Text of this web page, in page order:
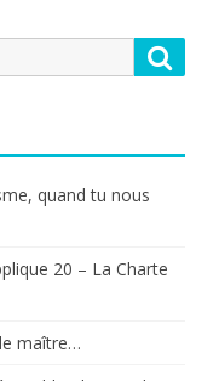
quand tu nous
20 – La Charte
maître…